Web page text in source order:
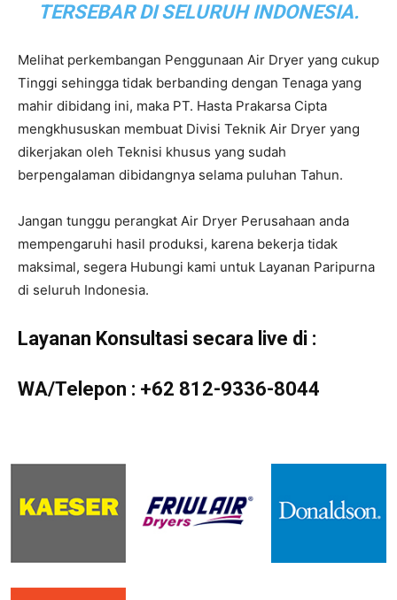
TERSEBAR DI SELURUH INDONESIA.
Melihat perkembangan Penggunaan Air Dryer yang cukup
Tinggi sehingga tidak berbanding dengan Tenaga yang
mahir dibidang ini, maka PT. Hasta Prakarsa Cipta
mengkhususkan membuat Divisi Teknik Air Dryer yang
dikerjakan oleh Teknisi khusus yang sudah
berpengalaman dibidangnya selama puluhan Tahun.
Jangan tunggu perangkat Air Dryer Perusahaan anda
mempengaruhi hasil produksi, karena bekerja tidak
maksimal, segera Hubungi kami untuk Layanan Paripurna
di seluruh Indonesia.
Layanan Konsultasi secara live di :
WA/Telepon : +62 812-9336-8044